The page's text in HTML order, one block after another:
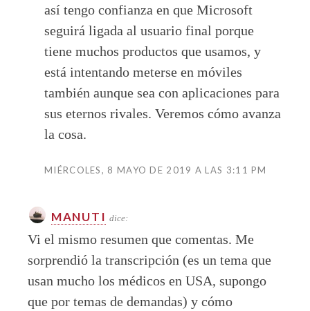
así tengo confianza en que Microsoft
seguirá ligada al usuario final porque
tiene muchos productos que usamos, y
está intentando meterse en móviles
también aunque sea con aplicaciones para
sus eternos rivales. Veremos cómo avanza
la cosa.
MIÉRCOLES, 8 MAYO DE 2019 A LAS 3:11 PM
MANUTI dice:
Vi el mismo resumen que comentas. Me
sorprendió la transcripción (es un tema que
usan mucho los médicos en USA, supongo
que por temas de demandas) y cómo